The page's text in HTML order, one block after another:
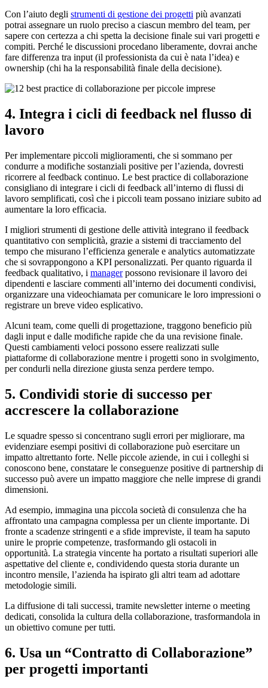
Con l’aiuto degli strumenti di gestione dei progetti più avanzati
potrai assegnare un ruolo preciso a ciascun membro del team, per
sapere con certezza a chi spetta la decisione finale sui vari progetti e
compiti. Perché le discussioni procedano liberamente, dovrai anche
fare differenza tra input (il professionista da cui è nata l’idea) e
ownership (chi ha la responsabilità finale della decisione).
4. Integra i cicli di feedback nel flusso di
lavoro
Per implementare piccoli miglioramenti, che si sommano per
condurre a modifiche sostanziali positive per l’azienda, dovresti
ricorrere al feedback continuo. Le best practice di collaborazione
consigliano di integrare i cicli di feedback all’interno di flussi di
lavoro semplificati, così che i piccoli team possano iniziare subito ad
aumentare la loro efficacia.
I migliori strumenti di gestione delle attività integrano il feedback
quantitativo con semplicità, grazie a sistemi di tracciamento del
tempo che misurano l’efficienza generale e analytics automatizzate
che si sovrappongono a KPI personalizzati. Per quanto riguarda il
feedback qualitativo, i managerpossono revisionare il lavoro dei
dipendenti e lasciare commenti all’interno dei documenti condivisi,
organizzare una videochiamata per comunicare le loro impressioni o
registrare un breve video esplicativo.
Alcuni team, come quelli di progettazione, traggono beneficio più
dagli input e dalle modifiche rapide che da una revisione finale.
Questi cambiamenti veloci possono essere realizzati sulle
piattaforme di collaborazione mentre i progetti sono in svolgimento,
per condurli nella direzione giusta senza perdere tempo.
5. Condividi storie di successo per
accrescere la collaborazione
Le squadre spesso si concentrano sugli errori per migliorare, ma
evidenziare esempi positivi di collaborazione può esercitare un
impatto altrettanto forte. Nelle piccole aziende, in cui i colleghi si
conoscono bene, constatare le conseguenze positive di partnership di
successo può avere un impatto maggiore che nelle imprese di grandi
dimensioni.
Ad esempio, immagina una piccola società di consulenza che ha
affrontato una campagna complessa per un cliente importante. Di
fronte a scadenze stringenti e a sfide impreviste, il team ha saputo
unire le proprie competenze, trasformando gli ostacoli in
opportunità. La strategia vincente ha portato a risultati superiori alle
aspettative del cliente e, condividendo questa storia durante un
incontro mensile, l’azienda ha ispirato gli altri team ad adottare
metodologie simili.
La diffusione di tali successi, tramite newsletter interne o meeting
dedicati, consolida la cultura della collaborazione, trasformandola in
un obiettivo comune per tutti.
6. Usa un “Contratto di Collaborazione”
per progetti importanti